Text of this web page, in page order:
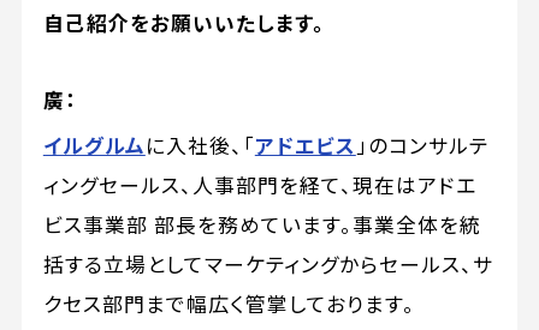
自己紹介をお願いいたします。
廣：
イルグルムに入社後、「アドエビス 」のコンサルテ
ィングセールス、人事部門を経て、現在はアドエ
ビス事業部 部長を務めています。事業全体を統
括する立場としてマーケティングからセールス、サ
クセス部門まで幅広く管掌しております。